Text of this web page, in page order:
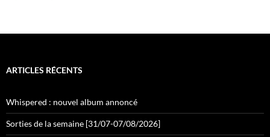
ARTICLES RÉCENTS
Whispered : nouvel album annoncé
Sorties de la semaine [31/07-07/08/2026]